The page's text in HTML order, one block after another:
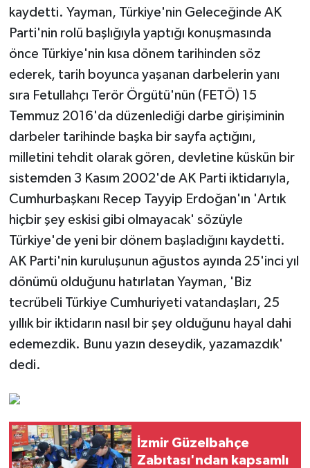
kaydetti. Yayman, Türkiye'nin Geleceğinde AK
Parti'nin rolü başlığıyla yaptığı konuşmasında
önce Türkiye'nin kısa dönem tarihinden söz
ederek, tarih boyunca yaşanan darbelerin yanı
sıra Fetullahçı Terör Örgütü'nün (FETÖ) 15
Temmuz 2016'da düzenlediği darbe girişiminin
darbeler tarihinde başka bir sayfa açtığını,
milletini tehdit olarak gören, devletine küskün bir
sistemden 3 Kasım 2002'de AK Parti iktidarıyla,
Cumhurbaşkanı Recep Tayyip Erdoğan'ın 'Artık
hiçbir şey eskisi gibi olmayacak' sözüyle
Türkiye'de yeni bir dönem başladığını kaydetti.
AK Parti'nin kuruluşunun ağustos ayında 25'inci yıl
dönümü olduğunu hatırlatan Yayman, 'Biz
tecrübeli Türkiye Cumhuriyeti vatandaşları, 25
yıllık bir iktidarın nasıl bir şey olduğunu hayal dahi
edemezdik. Bunu yazın deseydik, yazamazdık'
dedi.
İzmir Güzelbahçe
Zabıtası'ndan kapsamlı